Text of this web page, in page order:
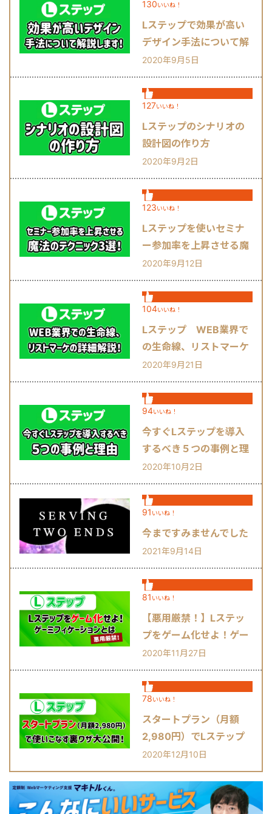
130いいね！
Lステップで効果が高い
デザイン手法について解
説します！
2020年9月5日
127いいね！
Lステップのシナリオの
設計図の作り方
2020年9月2日
123いいね！
Lステップを使いセミナ
ー参加率を上昇させる魔
法のテクニック3選！
2020年9月12日
104いいね！
Lステップ WEB業界で
の生命線、リストマーケ
の詳細解説！
2020年9月21日
94いいね！
今すぐLステップを導入
するべき５つの事例と理
由
2020年10月2日
91 いいね！
今まですみませんでした
2021年9月14日
81 いいね！
【悪用厳禁！】Lステッ
プをゲーム化せよ！ゲー
ミフィケーションとは？
2020年11月27日
78いいね！
スタートプラン（月額
2,980円）でLステップ
を使いこなす裏ワザ大公
開！
2020年12月10日